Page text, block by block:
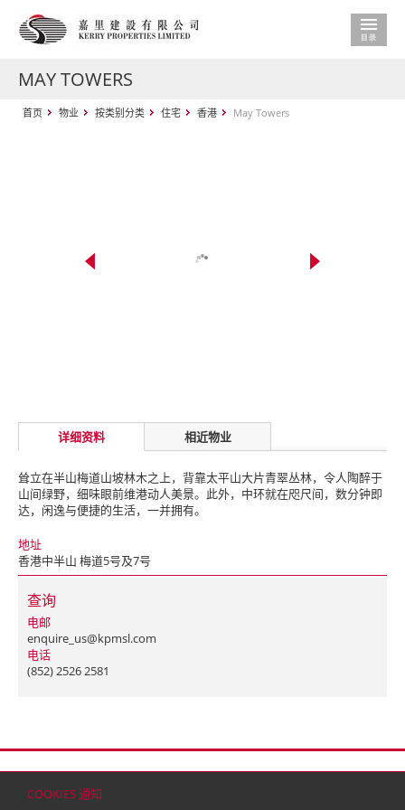
COOKIES 通知
MAY TOWERS
首页 物业 按类别分类 住宅 香港 May Towers
详细资料 相近物业
耸立在半山梅道山坡林木之上，背靠太平山大片青翠丛林，令人陶醉于
山间绿野，细味眼前维港动人美景。此外，中环就在咫尺间，数分钟即
达，闲逸与便捷的生活，一并拥有。
地址
香港中半山 梅道5号及7号
查询
电邮
enquire_us@kpmsl.com
电话
(852) 2526 2581
© 2026 嘉里建设有限公司 (于百慕达注册成立之有限公司)